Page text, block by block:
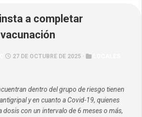
a completar
27 DE OCTUBRE DE 2025 ·
dentro del grupo de riesgo tienen
y en cuanto a Covid-19, quienes
dosis con un intervalo de 6 meses o más,